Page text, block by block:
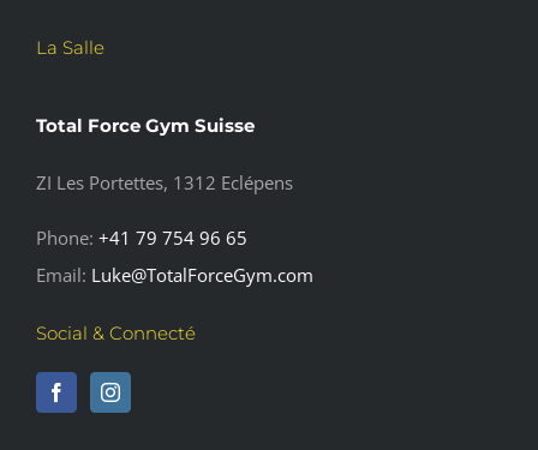
La Salle
Total Force Gym Suisse
ZI Les Portettes, 1312 Eclépens
Phone: +41 79 754 96 65
Email: Luke@TotalForceGym.com
Social & Connecté